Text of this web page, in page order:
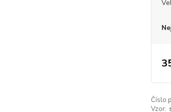
Číslo
Vzor: